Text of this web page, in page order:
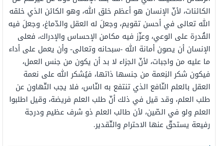
الكائنات، لأنّ الإنسان هو أعظم خلق الله، وهو الكائن الذي خلقه
الله تعالى في أحسن تقويم، وجعلَ له العقل والدّماغ، وجعلَ فيه
القُدرة على الوعي، وعزّز فيه مكامن الإحساس والإدراك، فعلى
الإنسان أن يصون أمانة الله -سبحانه وتعالى- وأن يعمل على أداء
ما عليه من واجبات، لأنّ الجزاء لا بد أن يكون من جنس العمل،
فيكون شكر النِعمة من جنسها ذاتها، فيُشكر الله على نعمة
العقل بالعلم النّافع الذي تنتفع به النّاس، فلا يجب التّهاون عن
طلب العلم، وقد قيل في ذلك أنّ طلب العلم فريضة، وقيل اطلبوا
العلم ولو في الصّين، لأن طالب العلم ذو شرف عظيم ودرجة
رفيعة يستحقّ عنها الاحترام والتّقدير.